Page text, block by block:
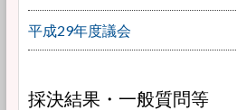
平成29年度議会
採決結果・一般質問等